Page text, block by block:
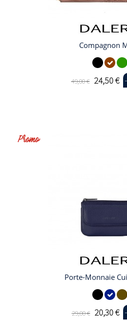
Compagnon
49,00 € 24,50 €
Porte-Monnaie
29,00 € 20,30 €